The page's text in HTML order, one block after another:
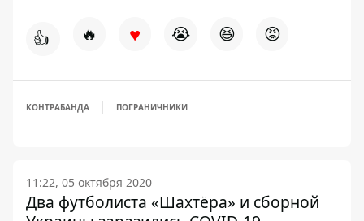
👍 🔥 ♥ 😭 😆 😡
КОНТРАБАНДА ПОГРАНИЧНИКИ
11:22, 05 октября 2020
Два футболиста «Шахтёра» и сборной